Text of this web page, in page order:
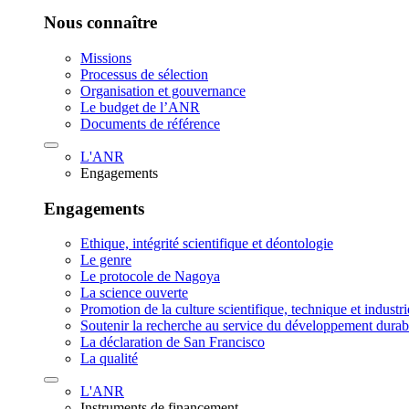
Nous connaître
Missions
Processus de sélection
Organisation et gouvernance
Le budget de l’ANR
Documents de référence
L'ANR
Engagements
Engagements
Ethique, intégrité scientifique et déontologie
Le genre
Le protocole de Nagoya
La science ouverte
Promotion de la culture scientifique, technique et
Soutenir la recherche au service du développement
La déclaration de San Francisco
La qualité
L'ANR